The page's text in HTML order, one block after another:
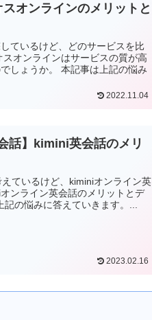
スオンラインのメリットと
ているけど、どのサービスを比
オンラインはサービスの質が高
しょうか。 本記事は上記の悩み
2022.11.04
話】kimini英会話のメリ
ているけど、kiminiオンライン英
ンライン英会話のメリットとデ
記の悩みに答えていきます。...
2023.02.16